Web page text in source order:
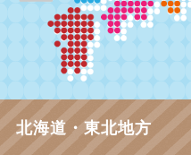
北海道・東北地方